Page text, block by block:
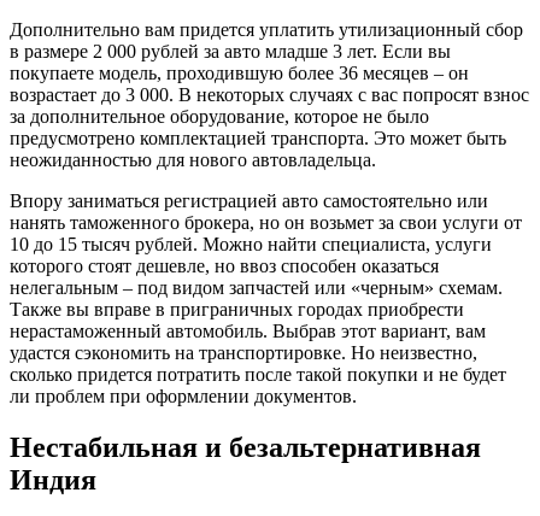
Дополнительно вам придется уплатить утилизационный сбор
в размере 2 000 рублей за авто младше 3 лет. Если вы
покупаете модель, проходившую более 36 месяцев – он
возрастает до 3 000. В некоторых случаях с вас попросят взнос
за дополнительное оборудование, которое не было
предусмотрено комплектацией транспорта. Это может быть
неожиданностью для нового автовладельца.
Впору заниматься регистрацией авто самостоятельно или
нанять таможенного брокера, но он возьмет за свои услуги от
10 до 15 тысяч рублей. Можно найти специалиста, услуги
которого стоят дешевле, но ввоз способен оказаться
нелегальным – под видом запчастей или «черным» схемам.
Также вы вправе в приграничных городах приобрести
нерастаможенный автомобиль. Выбрав этот вариант, вам
удастся сэкономить на транспортировке. Но неизвестно,
сколько придется потратить после такой покупки и не будет
ли проблем при оформлении документов.
Нестабильная и безальтернативная
Индия